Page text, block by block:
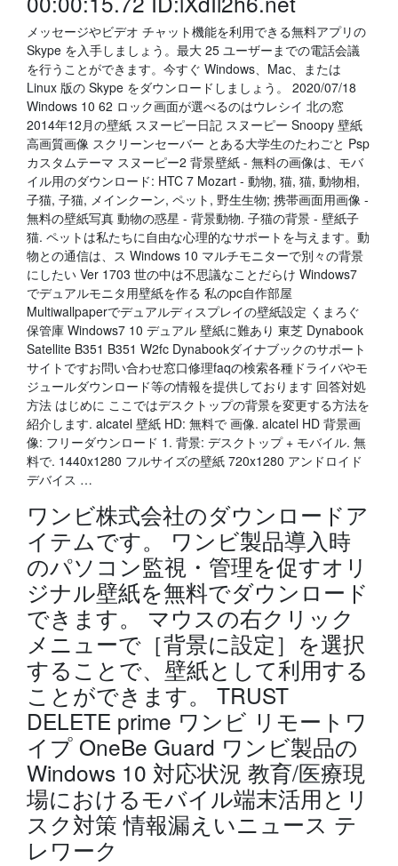
メッセージやビデオ チャット機能を利用できる無料アプリの
Skype を入手しましょう。最大 25 ユーザーまでの電話会議
を行うことができます。今すぐ Windows、Mac、または
Linux 版の Skype をダウンロードしましょう。 2020/07/18
Windows 10 62 ロック画面が選べるのはウレシイ 北の窓
2014年12月の壁紙 スヌーピー日記 スヌーピー Snoopy 壁紙
高画質画像 スクリーンセーバー とある大学生のたわごと Psp
カスタムテーマ スヌーピー2 背景壁紙 - 無料の画像は、モバ
イル用のダウンロード: HTC 7 Mozart - 動物, 猫, 猫, 動物相,
子猫, 子猫, メインクーン, ペット, 野生生物; 携帯画面用画像 -
無料の壁紙写真 動物の惑星 - 背景動物. 子猫の背景 - 壁紙子
猫. ペットは私たちに自由な心理的なサポートを与えます。動
物との通信は、ス Windows 10 マルチモニターで別々の背景
にしたい Ver 1703 世の中は不思議なことだらけ Windows7
でデュアルモニタ用壁紙を作る 私のpc自作部屋
Multiwallpaperでデュアルディスプレイの壁紙設定 くまろぐ
保管庫 Windows7 10 デュアル 壁紙に難あり 東芝 Dynabook
Satellite B351 B351 W2fc Dynabookダイナブックのサポート
サイトですお問い合わせ窓口修理faqの検索各種ドライバやモ
ジュールダウンロード等の情報を提供しております 回答対処
方法 はじめに ここではデスクトップの背景を変更する方法を
紹介します. alcatel 壁紙 HD: 無料で 画像. alcatel HD 背景画
像: フリーダウンロード 1. 背景: デスクトップ + モバイル. 無
料で. 1440x1280 フルサイズの壁紙 720x1280 アンドロイド
デバイス …
ワンビ株式会社のダウンロードア
イテムです。 ワンビ製品導入時
のパソコン監視・管理を促すオリ
ジナル壁紙を無料でダウンロード
できます。 マウスの右クリック
メニューで［背景に設定］を選択
することで、壁紙として利用する
ことができます。 TRUST
DELETE prime ワンビ リモートワ
イプ OneBe Guard ワンビ製品の
Windows 10 対応状況 教育/医療現
場におけるモバイル端末活用とリ
スク対策 情報漏えいニュース テ
レワーク